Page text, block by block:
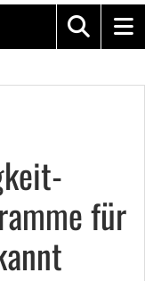
für